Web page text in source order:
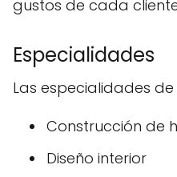
gustos de cada
Especialidades
Las especialidades
Construcción de
Diseño interior